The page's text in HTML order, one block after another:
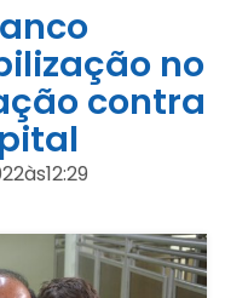
no
contra
às12:29